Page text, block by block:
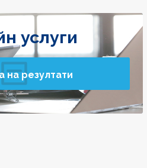
услуги
на резултати